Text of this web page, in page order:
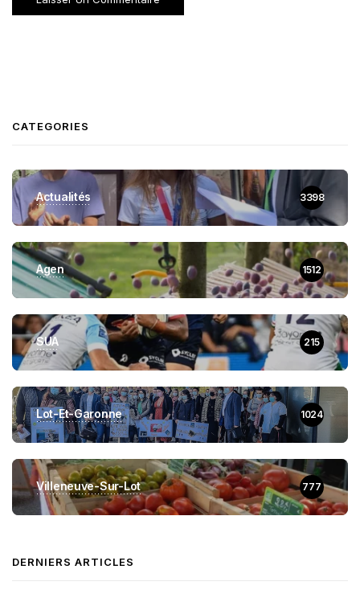
CATEGORIES
Actualités 3398
Agen 1512
SUA 215
Lot-Et-Garonne 1024
Villeneuve-Sur-Lot 777
DERNIERS ARTICLES